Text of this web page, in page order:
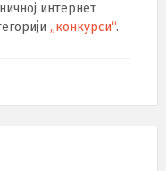
интернет
„конкурси“.